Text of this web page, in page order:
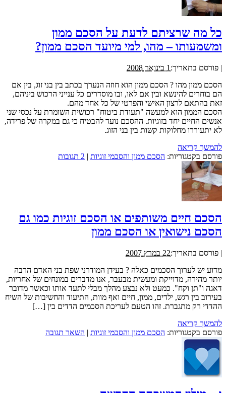
כל מה שרציתם לדעת על הסכם ממון
ומשמעותו – מהו, למי מיועד הסכם ממון?
| פורסם בתאריך: 1 בינואר 2008
הסכם ממון מהו ? הסכם ממון הוא חוזה הנערך בכתב בין בני זוג, בין אם
הם בוחרים להינשא ובין אם לאו, ובו מוסדרים כל ענייני הרכוש ביניהם,
זאת בהתאם לרצון האישי והפרטי של כל אחד מהם.
הסכם הממון הוא למעשה "תעודת ביטוח" רכושית השומרת על נכסי שני
אנשים החיים יחד בזוגיות. ההסכם נועד להבטיח כי גם במקרה של פרידה,
לא יתעוררו מחלוקות קשות בין בני הזוג.
להמשך קריאה
פורסם בקטגוריות: הסכם ממון והסכמי זוגיות | 2 תגובות
הסכם חיים משותפים או הסכם זוגיות כמו גם
הסכם נישואין או הסכם ממון
| פורסם בתאריך:22 במרץ 2007
מדוע יש לערוך הסכמים כאלה ? בעידן המודרני שפת בני האדם הרבה
יותר מהירה, מדוייקת ומעשית מבעבר, אנו מדברים במונחים של אחריות,
דאגה ו"תן וקח". כמעט ולא נבצע מהלך מבלי לתעד אותו וכאשר מדובר
בעירוב בין רגש, ילדים, ממון, חיים ואף מוות, התיעוד והחשיבות של השיח
ההדדי רק מתגברת. זהו הטעם לעריכת הסכמים הדדים בין […]
להמשך קריאה
פורסם בקטגוריות: הסכם ממון והסכמי זוגיות | השאר תגובה